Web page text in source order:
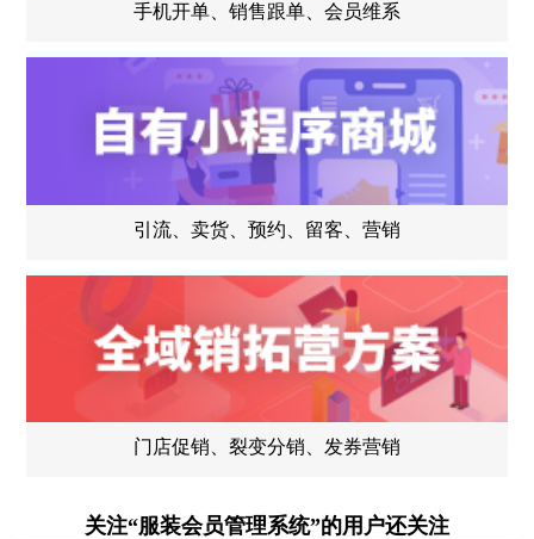
手机开单、销售跟单、会员维系
引流、卖货、预约、留客、营销
门店促销、裂变分销、发券营销
关注“服装会员管理系统”的用户还关注